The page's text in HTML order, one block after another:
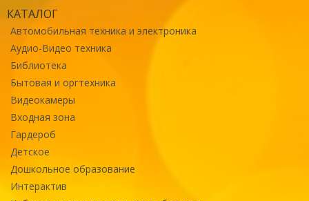
КАТАЛОГ
Автомобильная техника и электроника
Аудио-Видео техника
Библиотека
Бытовая и оргтехника
Видеокамеры
Входная зона
Гардероб
Детское
Дошкольное образование
Интерактив